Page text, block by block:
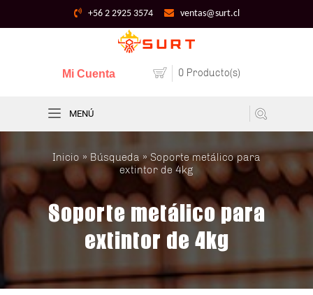
+56 2 2925 3574 ventas@surt.cl
0 Producto(s)
Mi Cuenta
MENÚ
Inicio »Búsqueda» Soporte metálico para
extintor de 4kg
Soporte metálico para
extintor de 4kg